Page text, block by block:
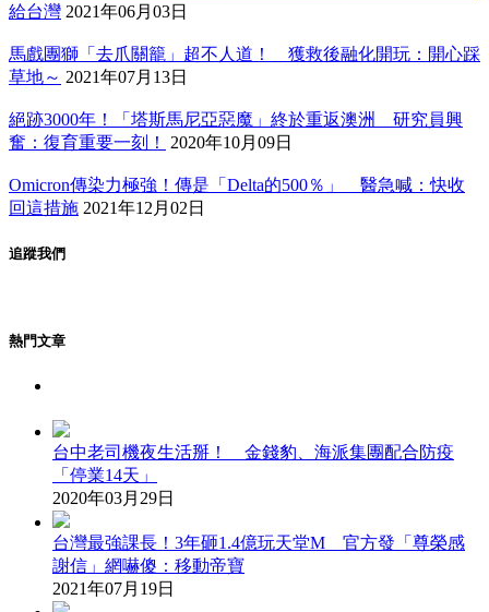
給台灣 2021年06月03日
馬戲團獅「去爪關籠」超不人道！ 獲救後融化開玩：開心踩
草地～ 2021年07月13日
絕跡3000年！「塔斯馬尼亞惡魔」終於重返澳洲 研究員興
奮：復育重要一刻！
2020年10月09日
Omicron傳染力極強！傳是「Delta的500％」 醫急喊：快收
回這措施 2021年12月02日
追蹤我們
熱門文章
台中老司機夜生活掰！ 金錢豹、海派集團配合防疫
「停業14天」
2020年03月29日
台灣最強課長！3年砸1.4億玩天堂M 官方發「尊榮感
謝信」網嚇傻：移動帝寶
2021年07月19日